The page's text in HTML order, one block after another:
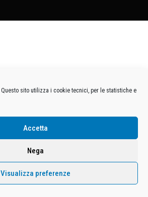
Questo sito utilizza i cookie tecnici, per le statistiche e
Accetta
Nega
Visualizza preferenze